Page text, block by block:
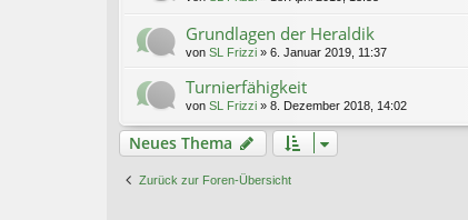
Grundlagen der Heraldik
von SL Frizzi » 6. Januar 2019, 11:37
Turnierfähigkeit
von SL Frizzi » 8. Dezember 2018, 14:02
Neues Thema
Zurück zur Foren-Übersicht